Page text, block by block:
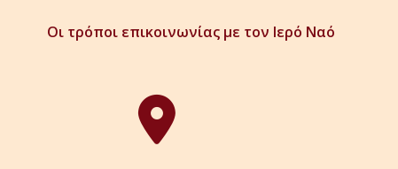
Οι τρόποι επικοινωνίας με τον Ιερό Ναό